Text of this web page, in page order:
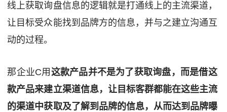
线上获取询盘信息的逻辑就是打通线上的主流渠道，
让目标受众能找到品牌方的信息，并与之建立沟通互
动的过程。
那企业C用 这款产品并不是为了获取询盘，而是借这
款产品来建立渠道信息，让目标客群都能在这些主流
的渠道中获取及了解到品牌的信息，从而达到品牌曝